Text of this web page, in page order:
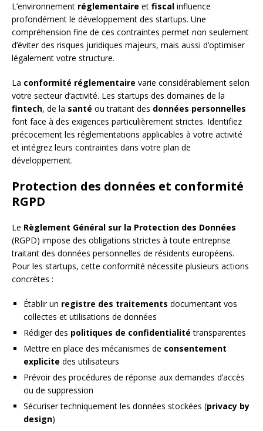
L’environnement réglementaire et fiscal influence
profondément le développement des startups. Une
compréhension fine de ces contraintes permet non seulement
d’éviter des risques juridiques majeurs, mais aussi d’optimiser
légalement votre structure.
La conformité réglementaire varie considérablement selon
votre secteur d’activité. Les startups des domaines de la
fintech, de la santé ou traitant des données personnelles
font face à des exigences particulièrement strictes. Identifiez
précocement les réglementations applicables à votre activité
et intégrez leurs contraintes dans votre plan de
développement.
Protection des données et conformité
RGPD
Le Règlement Général sur la Protection des Données
(RGPD) impose des obligations strictes à toute entreprise
traitant des données personnelles de résidents européens.
Pour les startups, cette conformité nécessite plusieurs actions
concrètes :
Établir un registre des traitements documentant vos
collectes et utilisations de données
Rédiger des politiques de confidentialité transparentes
Mettre en place des mécanismes de consentement
explicite des utilisateurs
Prévoir des procédures de réponse aux demandes d’accès
ou de suppression
Sécuriser techniquement les données stockées (privacy by
design)